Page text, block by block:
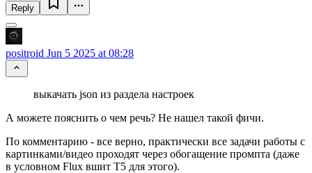
Reply
positroid Jun 5 2025 at 08:28
выкачать json из раздела настроек
А можете пояснить о чем речь? Не нашел такой фичи.
По комментарию - все верно, практически все задачи работы с
картинками/видео проходят через обогащение промпта (даже
в условном Flux вшит T5 для этого).